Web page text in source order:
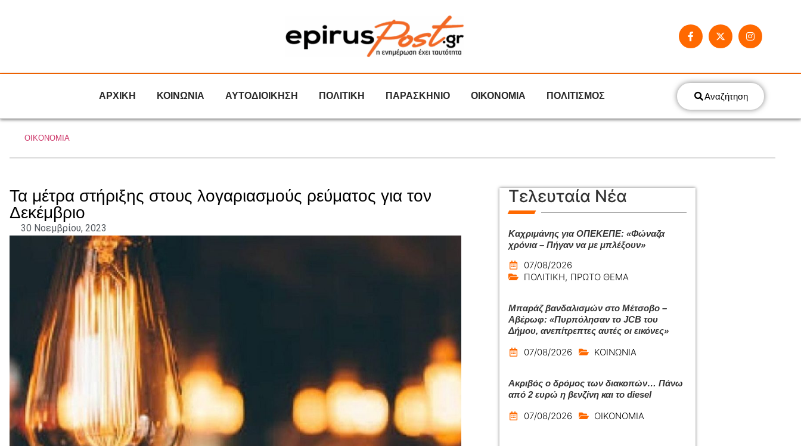
ΑΡΧΙΚΗ ΚΟΙΝΩΝΙΑ ΑΥΤΟΔΙΟΙΚΗΣΗ ΠΟΛΙΤΙΚΗ ΠΑΡΑΣΚΗΝΙΟ ΟΙΚΟΝΟΜΙΑ ΠΟΛΙΤΙΣΜΟΣ Αναζήτηση
ΟΙΚΟΝΟΜΙΑ
Τα μέτρα στήριξης στους λογαριασμούς ρεύματος για τον
Δεκέμβριο
30 Νοεμβρίου, 2023
Τελευταία Νέα
Καχριμάνης για ΟΠΕΚΕΠΕ: «Φώναζα
χρόνια – Πήγαν να με μπλέξουν»
07/08/2026
ΠΟΛΙΤΙΚΗ, ΠΡΩΤΟ ΘΕΜΑ
Μπαράζ βανδαλισμών στο Μέτσοβο –
Αβέρωφ: «Πυρπόλησαν το JCB του
Δήμου, ανεπίτρεπτες αυτές οι εικόνες»
07/08/2026 ΚΟΙΝΩΝΙΑ
Ακριβός ο δρόμος των διακοπών… Πάνω
από 2 ευρώ η βενζίνη και το diesel
07/08/2026 ΟΙΚΟΝΟΜΙΑ